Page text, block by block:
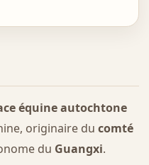
équine autochtone
originaire du comté
du Guangxi.